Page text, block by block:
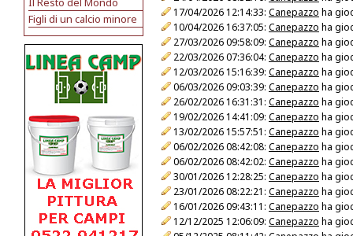
Figli di un calcio minore
17/04/2026 12:14:33: Canepazzo ha
10/04/2026 16:37:05: Canepazzo ha
27/03/2026 09:58:09: Canepazzo ha
22/03/2026 07:36:04: Canepazzo ha
12/03/2026 15:16:39: Canepazzo ha
06/03/2026 09:03:39: Canepazzo ha
26/02/2026 16:31:31: Canepazzo ha
19/02/2026 14:41:09: Canepazzo ha
13/02/2026 15:57:51: Canepazzo ha
06/02/2026 08:42:08: Canepazzo ha
06/02/2026 08:42:02: Canepazzo ha
30/01/2026 12:28:25: Canepazzo ha
23/01/2026 08:22:21: Canepazzo ha
16/01/2026 09:43:11: Canepazzo ha
12/12/2025 12:06:09: Canepazzo ha